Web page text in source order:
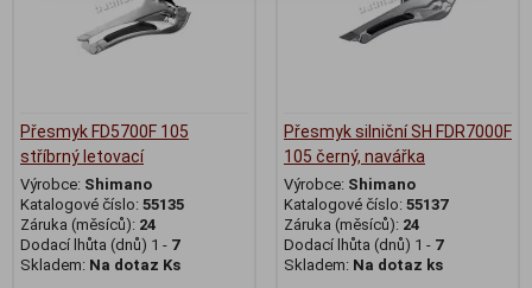
Přesmyk FD5700F 105
stříbrný letovací
Výrobce: Shimano
Katalogové číslo: 55135
Záruka (měsíců): 24
Dodací lhůta (dnů) 1 - 7
Skladem: Na dotaz Ks
Přesmyk silniční SH FDR7000F
105 černý, navářka
Výrobce: Shimano
Katalogové číslo: 55137
Záruka (měsíců): 24
Dodací lhůta (dnů) 1 - 7
Skladem: Na dotaz ks